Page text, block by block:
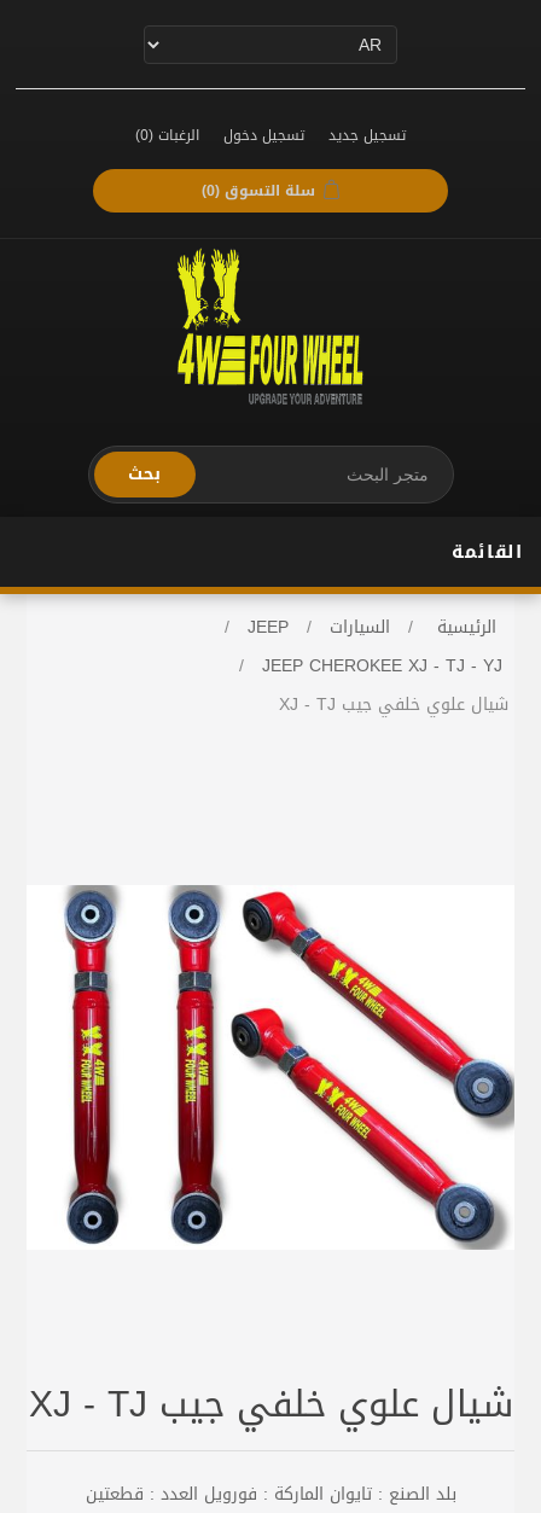
تسجيل جديد تسجيل دخول الرغبات(0)
سلة التسوق(0)
بحث
القائمة
الرئيسية / السيارات /
JEEP
/
JEEP CHEROKEE XJ - TJ - YJ
/
شيال علوي خلفي جيب XJ - TJ
شيال علوي خلفي جيب XJ - TJ
بلد الصنع : تايوان الماركة : فورويل العدد : قطعتين